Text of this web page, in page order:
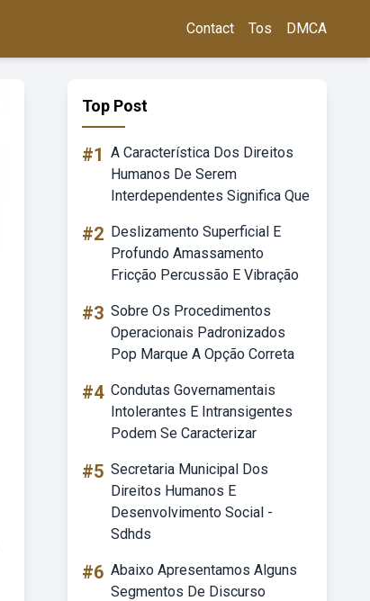
Contact Tos DMCA
Top Post
#1 A Característica Dos Direitos
Humanos De Serem
Interdependentes Significa Que
#2 Deslizamento Superficial E
Profundo Amassamento
Fricção Percussão E Vibração
#3 Sobre Os Procedimentos
Operacionais Padronizados
Pop Marque A Opção Correta
#4 Condutas Governamentais
Intolerantes E Intransigentes
Podem Se Caracterizar
#5 Secretaria Municipal Dos
Direitos Humanos E
Desenvolvimento Social -
Sdhds
#6 Abaixo Apresentamos Alguns
Segmentos De Discurso